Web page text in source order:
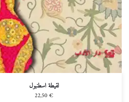
لقيطة اسطنبول
22,50€